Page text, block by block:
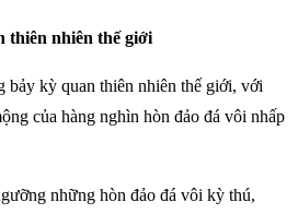
thiên nhiên thế giới
kỳ quan thiên nhiên thế giới, với
của hàng nghìn hòn đảo đá vôi nhấp
những hòn đảo đá vôi kỳ thú,